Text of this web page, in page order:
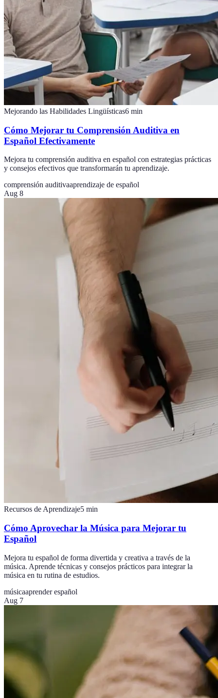
Mejorando las Habilidades Lingüísticas6 min
Cómo Mejorar tu Comprensión Auditiva en
Español Efectivamente
Mejora tu comprensión auditiva en español con estrategias prácticas
y consejos efectivos que transformarán tu aprendizaje.
comprensión auditivaaprendizaje de español
Aug 8
Recursos de Aprendizaje5 min
Cómo Aprovechar la Música para Mejorar tu
Español
Mejora tu español de forma divertida y creativa a través de la
música. Aprende técnicas y consejos prácticos para integrar la
música en tu rutina de estudios.
músicaaprender español
Aug 7